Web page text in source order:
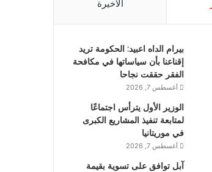
الأخيرة
بيرام الداه اعبيد: الحكومة تريد
إقناعنا بأن سياساتها في مكافحة
الفقر حققت نجاحا
أغسطس 7, 2026
الوزير الأول يترأس اجتماعًا
لمتابعة تنفيذ المشاريع الكبرى
في موريتانيا
أغسطس 7, 2026
آبل توافق على تسوية بقيمة